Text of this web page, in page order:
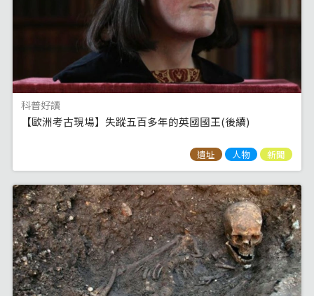
科普好讀
【歐洲考古現場】失蹤五百多年的英國國王(後續)
遺址 人物 新聞